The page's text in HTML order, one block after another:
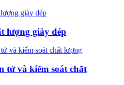
lượng giày dép
tử và kiểm soát chất